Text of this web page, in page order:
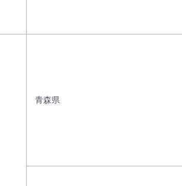
青森県